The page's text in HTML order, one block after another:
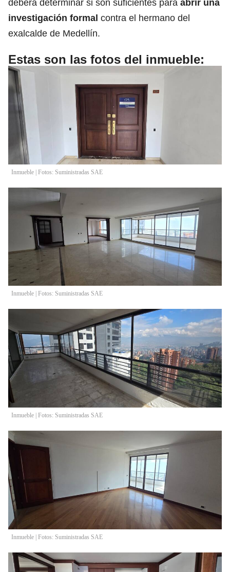
deberá determinar si son suficientes para abrir una
investigación formal contra el hermano del
exalcalde de Medellín.
Estas son las fotos del inmueble:
Inmueble | Fotos: Suministradas SAE
Inmueble | Fotos: Suministradas SAE
Inmueble | Fotos: Suministradas SAE
Inmueble | Fotos: Suministradas SAE